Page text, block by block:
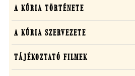
A
Kúriáról
A KÚRIA TÖRTÉNETE
A KÚRIA SZERVEZETE
TÁJÉKOZTATÓ FILMEK